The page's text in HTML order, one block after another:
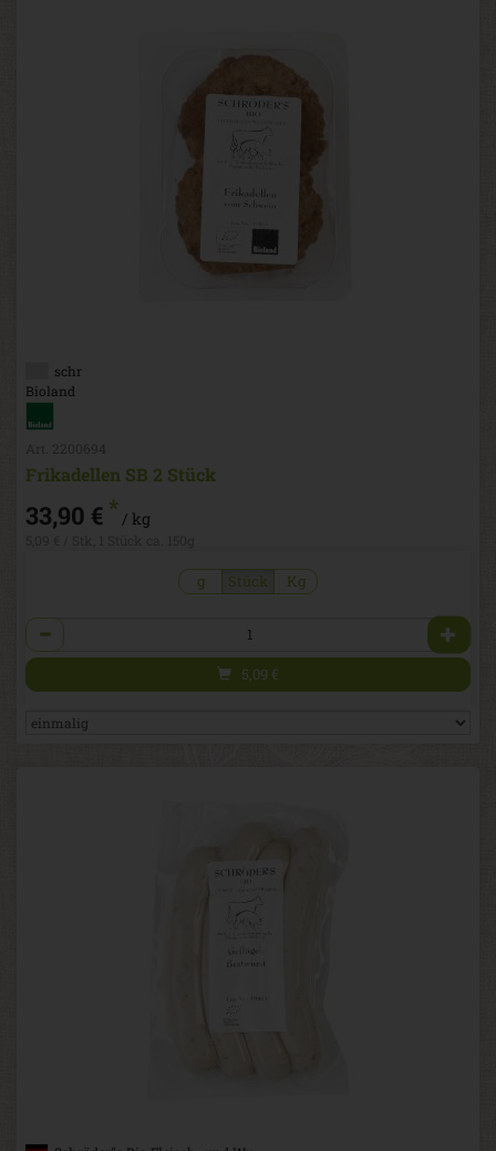
schr
Bioland
Frikadellen SB 2 Stück
33,90 € * / kg
g Stück Kg
Anzahl
5,09 €